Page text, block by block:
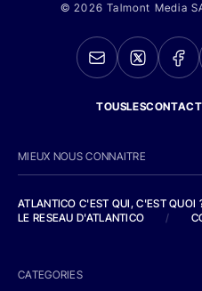
© 2026 Talmont Media
MIEUX NOUS CONNAITRE
ATLANTICO C'EST QUI, C'EST QUOI
LE RESEAU D'ATLANTICO
/
CATEGORIES